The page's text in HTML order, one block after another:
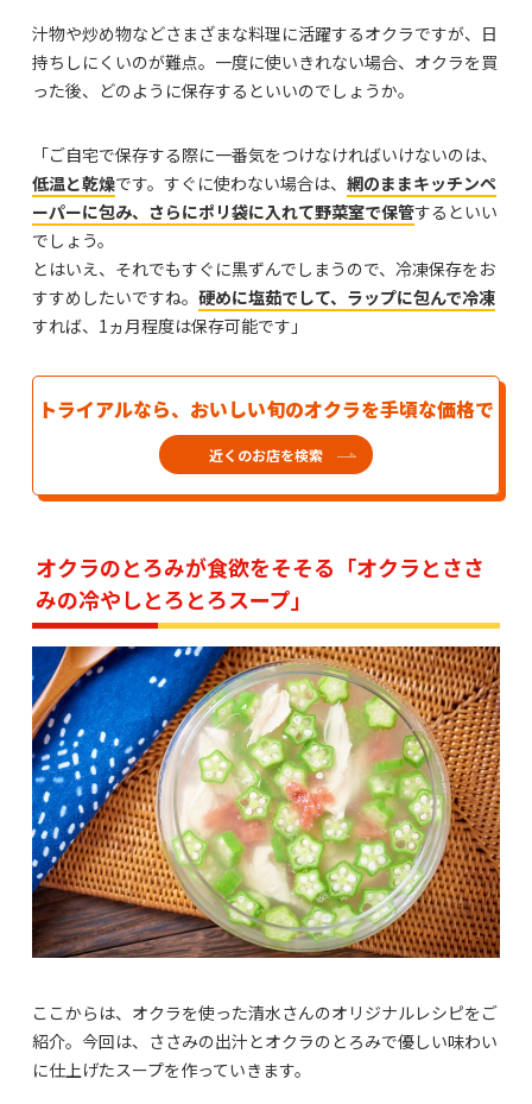
汁物や炒め物などさまざまな料理に活躍するオクラですが、日
持ちしにくいのが難点。一度に使いきれない場合、オクラを買
った後、どのように保存するといいのでしょうか。
「ご自宅で保存する際に一番気をつけなければいけないのは、
低温と乾燥です。すぐに使わない場合は、 網のままキッチンペ
ーパーに包み、さらにポリ袋に入れて野菜室で保管するといい
でしょう。
とはいえ、それでもすぐに黒ずんでしまうので、冷凍保存をお
すすめしたいですね。 硬めに塩茹でして、ラップに包んで冷凍
すれば、1ヵ月程度は保存可能です」
トライアルなら、おいしい旬のオクラを手頃な価格で
近くのお店を検索
オクラのとろみが食欲をそそる「オクラとささ
みの冷やしとろとろスープ」
ここからは、オクラを使った清水さんのオリジナルレシピをご
紹介。今回は、ささみの出汁とオクラのとろみで優しい味わい
に仕上げたスープを作っていきます。